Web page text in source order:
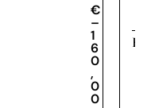
€
–
1
6
0
,
0
0